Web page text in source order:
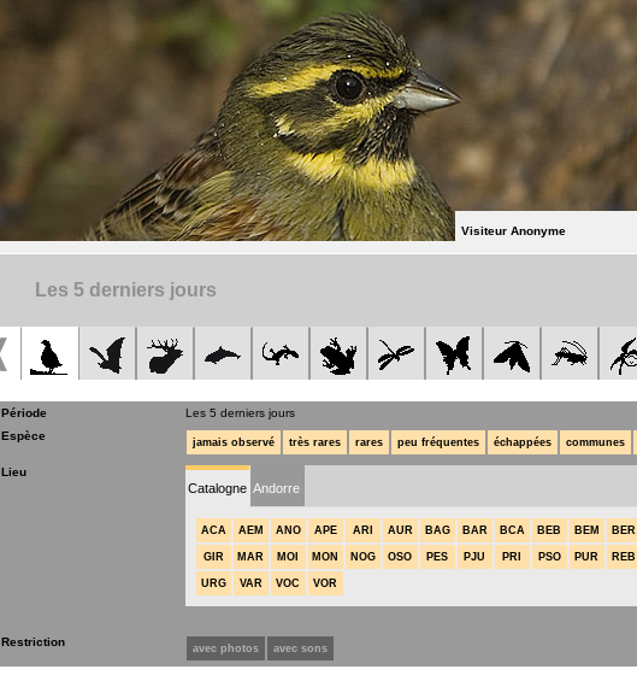
Visiteur Anonyme
Les 5 derniers jours
Période
Les 5 derniers jours
Espèce
jamais observé très rares rares peu fréquentes échappées communes
Lieu
Catalogne Andorre
ACA AEM ANO APE ARI AUR BAG BAR BCA BEB BEM BER
GIR MAR MOI MON NOG OSO PES PJU PRI PSO PUR REB
URG VAR VOC VOR
Restriction avec photos avec sons